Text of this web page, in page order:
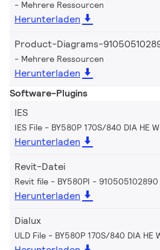
Mehrere Ressourcen
Herunterladen
Product-Diagrams-
Mehrere Ressourcen
Herunterladen
Software-Plugins
IES
IES File - BY580P 170S/840 DIA HE
Herunterladen
Revit-Datei
Revit file - BY580PI - 910505102890
Herunterladen
Dialux
ULD File - BY580P 170S/840 DIA HE